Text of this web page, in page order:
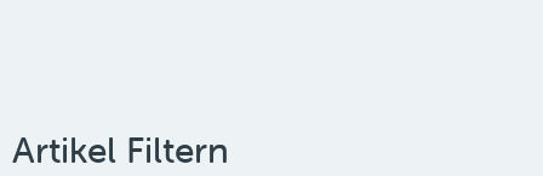
Artikel Filtern